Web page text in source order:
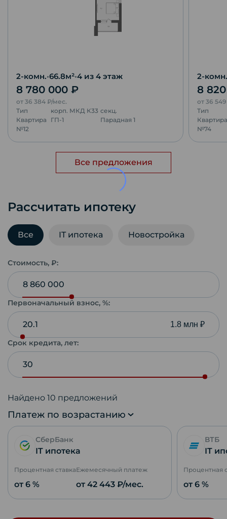
2-комн.•66.8м²•4 из 4 этаж
8 780 000 ₽
от 36 384 ₽/мес.
Тип
Квартира
корп. МКД К33
ГП-1
секц.
Парадная 1
№12
2-комн.
8
от 36
Тип
Квартира
№74
Все предложения
Рассчитать ипотеку
Все IT ипотека Новостройка
Стоимость, ₽:
Первоначальный взнос, %:
1.8 млн ₽
Срок кредита, лет:
Найдено 10 предложений
Платеж по возрастанию
СберБанк
IT ипотека
Процентная ставка
от 6 %
Ежемесячный платеж
от 42 443 ₽/мес.
ВТБ
IT
Процентная
от 6 %